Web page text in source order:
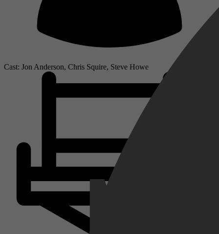
Cast: Jon Anderson, Chris Squire, Steve Howe